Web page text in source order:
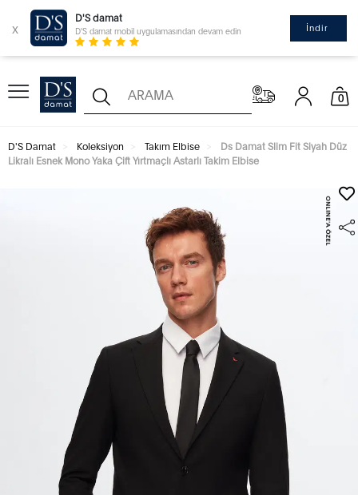
x
D'S damat
D'S damat mobil uygulamasından devam edin İndir
0
D'S Damat Koleksiyon Takım Elbise
Ds Damat Slim Fit Siyah Düz
Likralı Esnek Mono Yaka Çift Yırtmaçlı Astarlı Takim Elbise